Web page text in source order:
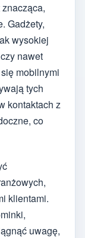
Gadżety,
wysokiej
nawet
mobilnymi
tych
kontaktach z
co
klientami.
uwagę,